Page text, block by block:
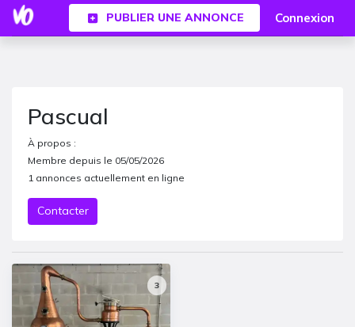
PUBLIER UNE ANNONCE Connexion
Pascual
À propos :
Membre depuis le 05/05/2026
1 annonces actuellement en ligne
Contacter
3